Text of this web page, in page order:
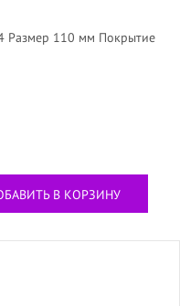
Размер 110 мм Покрытие
В КОРЗИНУ